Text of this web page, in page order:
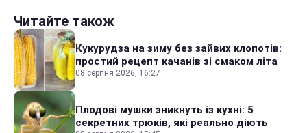
Читайте також
Кукурудза на зиму без зайвих клопотів:
простий рецепт качанів зі смаком літа
08 серпня 2026, 16:27
Плодові мушки зникнуть із кухні: 5
секретних трюків, які реально діють